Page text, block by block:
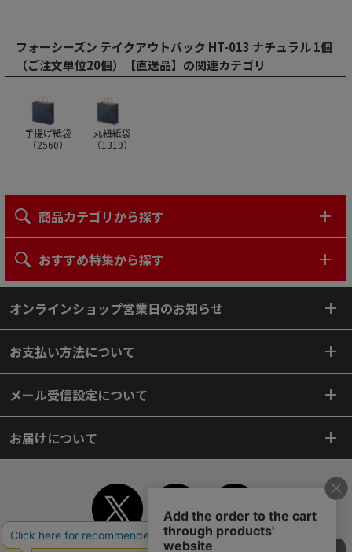
フォーシーズン テイクアウトバック HT-013 ナチュラル 1個
（ご注文単位20個）【直送品】の関連カテゴリ
手提げ紙袋
（2560）
丸紐紙袋
（1319）
商品カテゴリから探す
おすすめ特集から探す
オンラインショップ営業日のお知らせ
お支払い方法について
メール受信設定について
お届けについて